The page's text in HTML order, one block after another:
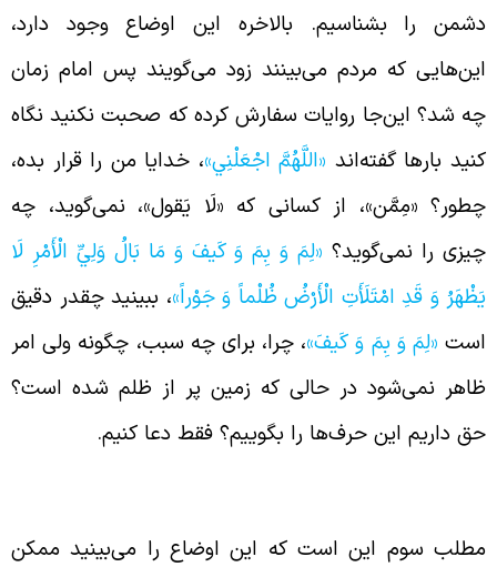
را بشناسیم. بالاخره این اوضاع وجود دارد،
که مردم می‌بینند زود می‌گویند پس امام زمان
شد؟ این‌جا روایات سفارش کرده که صحبت نکنید نگاه
بارها گفته‌اند«اللَّهُمَّ اجْعَلْنِي»، خدایا من را قرار بده،
«مِمَّن‏»، از کسانی که «لَا یَقول»، نمی‌گوید، چه
را نمی‌گوید؟«لِمَ وَ بِمَ وَ کَیفَ وَ مَا بَالُ وَلِيِّ الْأَمْرِ لَا
وَ قَدِ امْتَلَأَتِ الْأَرْضُ ظُلْماً وَ جَوْراً»، ببینید چقدر دقیق
«لِمَ وَ بِمَ وَ کَیفَ»، چرا، برای چه سبب، چگونه ولی امر
نمی‌شود در حالی که زمین پر از ظلم شده است؟
داریم این حرف‌ها را بگوییم؟ فقط دعا کنیم.
سوم این است که این اوضاع را می‌بینید ممکن